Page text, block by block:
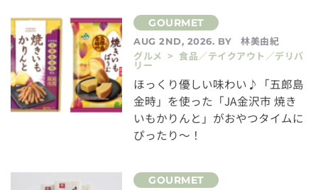
AUG 2ND, 2026. BY
林美由紀
グルメ > 食品／テイクアウト／デリバ
リー
ほっくり優しい味わい♪「五郎島
金時」を使った「JA金沢市 焼き
いもかりんと」がおやつタイムに
ぴったり～！